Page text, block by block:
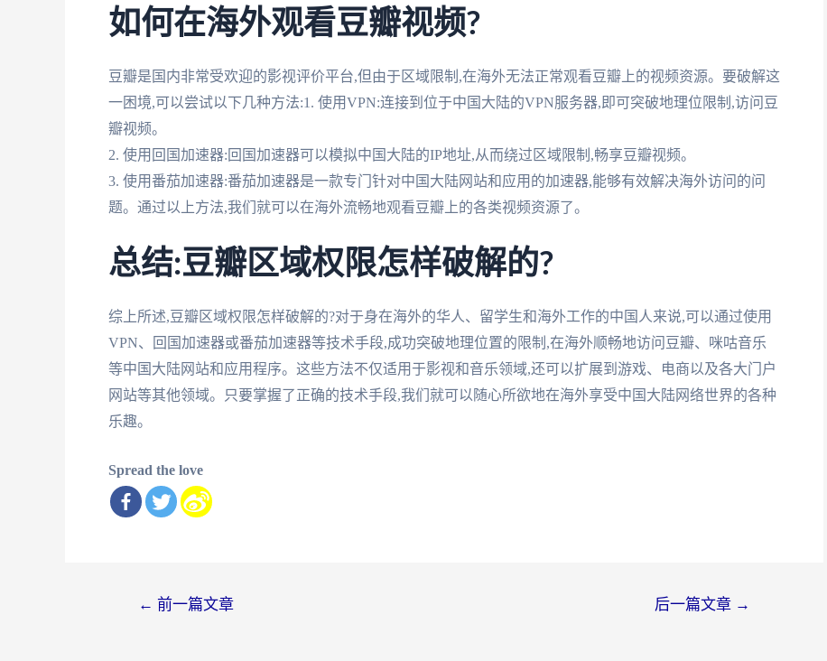
如何在海外观看豆瓣视频?
豆瓣是国内非常受欢迎的影视评价平台,但由于区域限制,在海外无法正常观看豆瓣上的视频资源。要破解这
一困境,可以尝试以下几种方法:1. 使用VPN:连接到位于中国大陆的VPN服务器,即可突破地理位限制,访问豆
瓣视频。
2. 使用回国加速器:回国加速器可以模拟中国大陆的IP地址,从而绕过区域限制,畅享豆瓣视频。
3. 使用番茄加速器:番茄加速器是一款专门针对中国大陆网站和应用的加速器,能够有效解决海外访问的问
题。通过以上方法,我们就可以在海外流畅地观看豆瓣上的各类视频资源了。
总结:豆瓣区域权限怎样破解的?
综上所述,豆瓣区域权限怎样破解的?对于身在海外的华人、留学生和海外工作的中国人来说,可以通过使用
VPN、回国加速器或番茄加速器等技术手段,成功突破地理位置的限制,在海外顺畅地访问豆瓣、咪咕音乐
等中国大陆网站和应用程序。这些方法不仅适用于影视和音乐领域,还可以扩展到游戏、电商以及各大门户
网站等其他领域。只要掌握了正确的技术手段,我们就可以随心所欲地在海外享受中国大陆网络世界的各种
乐趣。
Spread the love
← 前一篇文章 后一篇文章 →